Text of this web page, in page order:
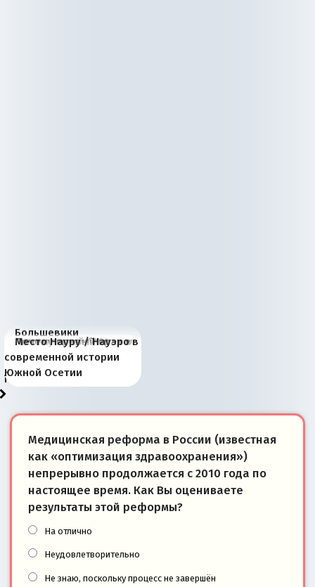
Большевики
отличаются от «Яблока»
тем, что они -
победители
Киевская марионетка
Запада рассказала о
«переобувании» хозяев
В России назрели
перемены: 15 шагов к
суверенной экономике
Миграционный пожар
Европы
Россия начинает
сбрасывать балласт
Анкориджа
Россия зимой 1904
года: первые уступки во
внутренней политике
Русская нация вчера и
сегодня
Почему правый крах в
Варшаве не поможет её
отношениям с Россией?
Место Науру / Науэро в
современной истории
Южной Осетии
Медицинская реформа в России (известная
как «оптимизация здравоохранения»)
непрерывно продолжается с 2010 года по
настоящее время. Как Вы оцениваете
результаты этой реформы?
На отлично
Неудовлетворительно
Не знаю, поскольку процесс не завершён